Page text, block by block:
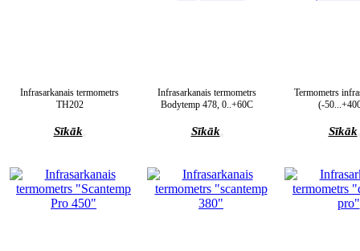
Infrasarkanais termometrs
TH202
Sīkāk
Infrasarkanais termometrs
Bodytemp 478, 0..+60C
Sīkāk
Termometrs
(-
Sīkāk